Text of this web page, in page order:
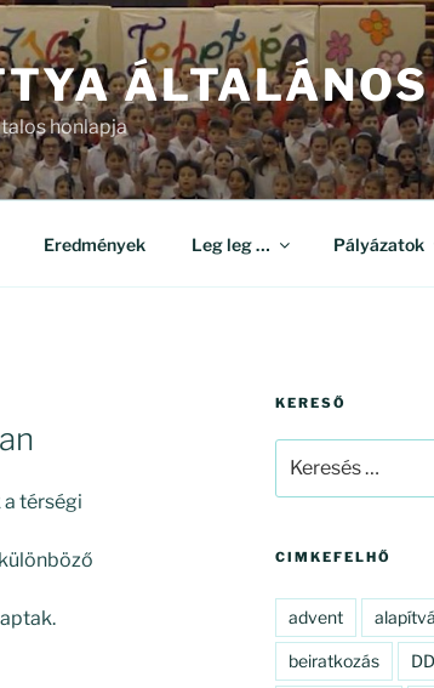
honlapja
Eredmények Leg leg … Pályázatok
térségi
KERESŐ
következő
CIMKEFELHŐ
advent
beiratkozás